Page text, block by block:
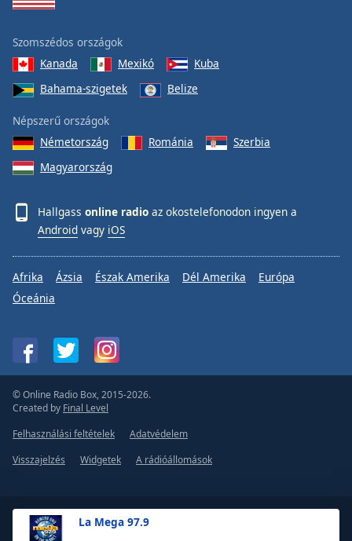
La Mega 97.9
Szomszédos országok
Kanada
Mexikó
Kuba
Bahama-szigetek
Belize
Népszerű országok
Németország
Románia
Szerbia
Magyarország
Hallgass online radio az okostelefonodon ingyen a
Android vagy iOS
Afrika Ázsia Észak Amerika Dél Amerika
Európa
Óceánia
© Online Radio Box, 2015-2026.
Created by Final Level
Felhasználási feltételek
Adatvédelem
Visszajelzés
Widgetek A rádióállomások